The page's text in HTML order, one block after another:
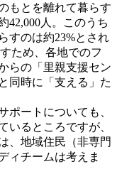
もとを離れて暮らす
42,000人。このうち
すのは約23%とされ
ため、各地でのフ
らの「里親支援セン
同時に「支える」た
ポートについても、
いるところですが、
、地域住民（非専門
ィチームは考えま